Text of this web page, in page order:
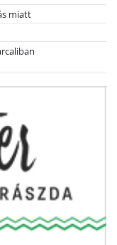
miatt